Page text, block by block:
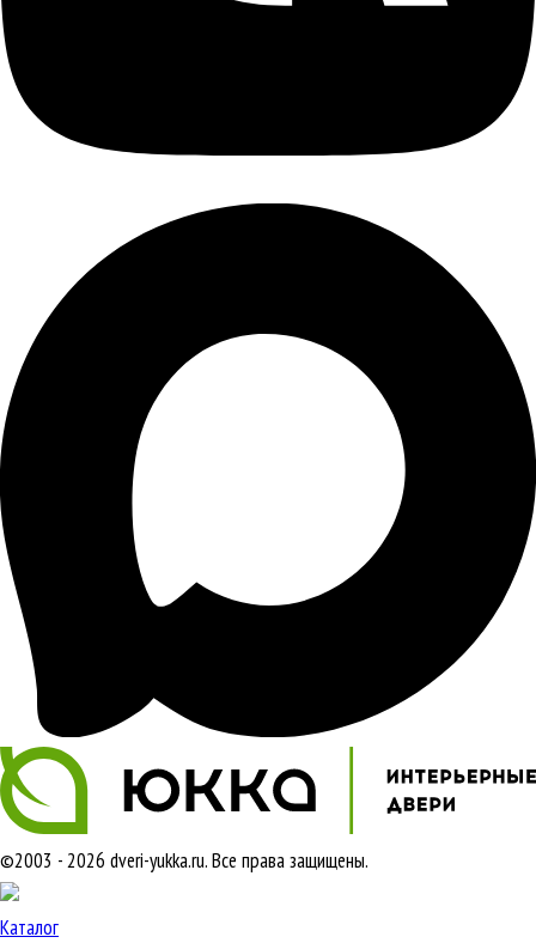
©2003 - 2026 dveri-yukka.ru. Все права защищены.
Каталог